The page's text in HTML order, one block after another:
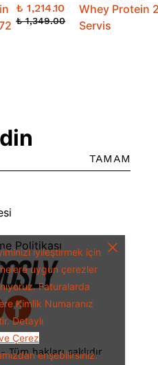
iyileştirmek için
uygun çerezler
Faturalarda
Kimlik Numaranız
Detaylı
Çerez
erişebilirsiniz.
₺ 1,214.10
₺ 1,349.00
Whey Protein
Servis
Politikası
TAMAM
Tüm hakları saklıdır